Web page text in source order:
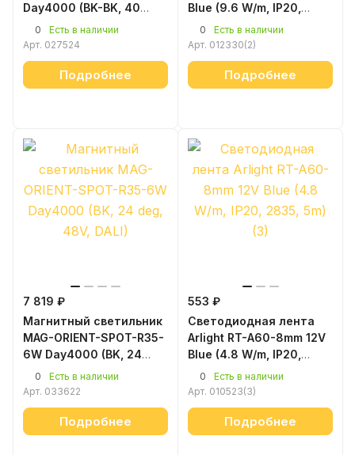
Day4000 (BK-BK, 40
deg)
0
Есть в наличии
Арт. 027524
Подробнее
Blue (9.6 W/m, IP20,
2835, 5m)
0
Есть в наличии
Арт. 012330(2)
Подробнее
7 819 ₽
Магнитный светильник
MAG-ORIENT-SPOT-R35-
6W Day4000 (BK, 24
deg, 48V, DALI)
0
Есть в наличии
Арт. 033622
Подробнее
553 ₽
Светодиодная лента
Arlight RT-A60-8mm 12V
Blue (4.8 W/m, IP20,
2835, 5m) (3)
0
Есть в наличии
Арт. 010523(3)
Подробнее